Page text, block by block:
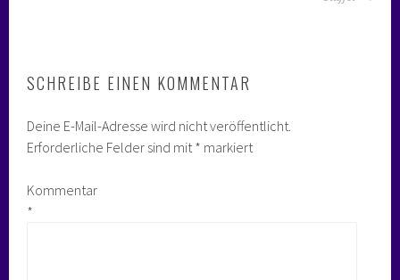
SCHREIBE EINEN KOMMENTAR
Deine E-Mail-Adresse wird nicht veröffentlicht.
Erforderliche Felder sind mit* markiert
Kommentar
*